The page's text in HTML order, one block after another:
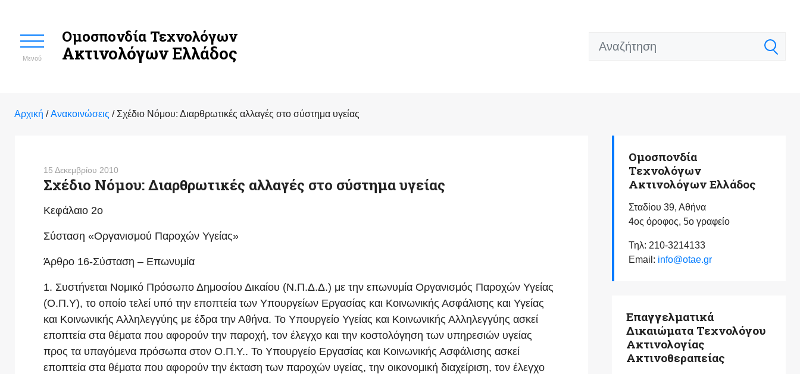
Μενού
Ομοσπονδία Τεχνολόγων
Ακτινολόγων Ελλάδος
Αρχική /Ανακοινώσεις / Σχέδιο Νόμου: Διαρθρωτικές αλλαγές στο σύστημα υγείας
15 Δεκεμβρίου 2010
Σχέδιο Νόμου: Διαρθρωτικές αλλαγές στο σύστημα υγείας
Κεφάλαιο 2ο
Σύσταση «Οργανισμού Παροχών Υγείας»
Άρθρο 16-Σύσταση – Επωνυμία
1. Συστήνεται Νομικό Πρόσωπο Δημοσίου Δικαίου (Ν.Π.Δ.Δ.) με την επωνυμία Οργανισμός Παροχών Υγείας
(Ο.Π.Υ), το οποίο τελεί υπό την εποπτεία των Υπουργείων Εργασίας και Κοινωνικής Ασφάλισης και Υγείας
και Κοινωνικής Αλληλεγγύης με έδρα την Αθήνα. Το Υπουργείο Υγείας και Κοινωνικής Αλληλεγγύης ασκεί
εποπτεία στα θέματα που αφορούν την παροχή, τον έλεγχο και την κοστολόγηση των υπηρεσιών υγείας
προς τα υπαγόμενα πρόσωπα στον Ο.Π.Υ.. Το Υπουργείο Εργασίας και Κοινωνικής Ασφάλισης ασκεί
εποπτεία στα θέματα που αφορούν την έκταση των παροχών υγείας, την οικονομική διαχείριση, τον έλεγχο
Ομοσπονδία
Τεχνολόγων
Ακτινολόγων Ελλάδος
Σταδίου 39, Αθήνα
4ος όροφος, 5ο γραφείο
Τηλ: 210-3214133
Email: info@otae.gr
Επαγγελματικά
Δικαιώματα Τεχνολόγου
Ακτινολογίας
Ακτινοθεραπείας